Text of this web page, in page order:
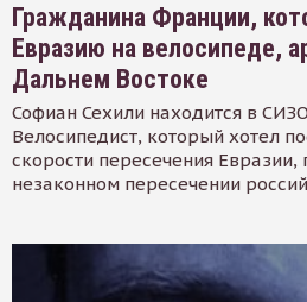
Гражданина Франции,
Евразию на велосипеде,
Дальнем Востоке
Софиан Сехили находится в
Велосипедист, который хотел
скорости пересечения Евразии,
незаконном пересечении